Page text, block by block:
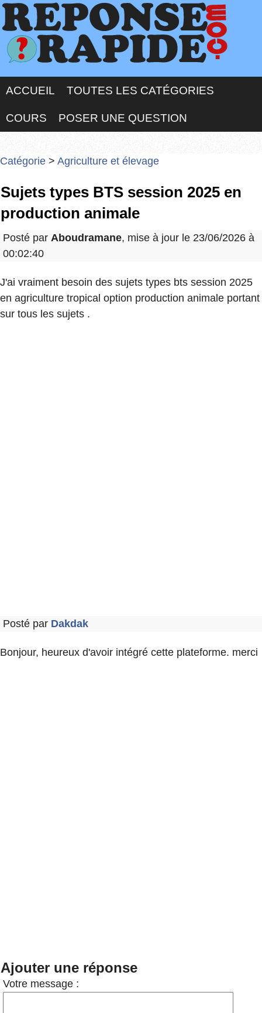
ACCUEIL TOUTES LES CATÉGORIES
COURS POSER UNE QUESTION
Catégorie > Agriculture et élevage
Sujets types BTS session 2025 en
production animale
Posté par Aboudramane, mise à jour le 23/06/2026 à
00:02:40
J'ai vraiment besoin des sujets types bts session 2025
en agriculture tropical option production animale portant
sur tous les sujets .
Posté par Dakdak
Bonjour, heureux d'avoir intégré cette plateforme. merci
Ajouter une réponse
Votre message :